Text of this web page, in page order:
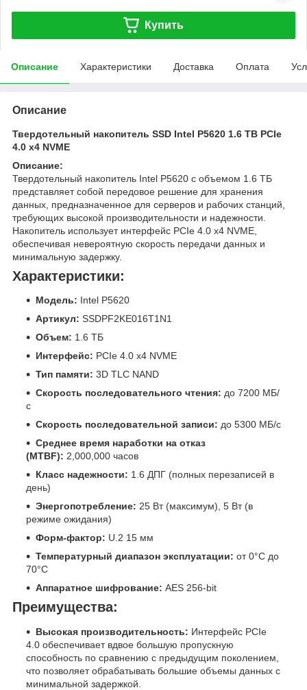
Купить
Описание Характеристики Доставка Оплата
Описание
Твердотельный накопитель SSD Intel P5620 1.6 TB PCIe
4.0 x4 NVME
Описание:
Твердотельный накопитель Intel P5620 с объемом 1.6 ТБ
представляет собой передовое решение для хранения
данных, предназначенное для серверов и рабочих станций,
требующих высокой производительности и надежности.
Накопитель использует интерфейс PCIe 4.0 x4 NVME,
обеспечивая невероятную скорость передачи данных и
минимальную задержку.
Характеристики:
Модель: Intel P5620
Артикул: SSDPF2KE016T1N1
Объем: 1.6 ТБ
Интерфейс: PCIe 4.0 x4 NVME
Тип памяти: 3D TLC NAND
Скорость последовательного чтения: до 7200 МБ/
с
Скорость последовательной записи: до 5300 МБ/с
Среднее время наработки на отказ
(MTBF): 2,000,000 часов
Класс надежности: 1.6 ДПГ (полных перезаписей в
день)
Энергопотребление: 25 Вт (максимум), 5 Вт (в
режиме ожидания)
Форм-фактор: U.2 15 мм
Температурный диапазон эксплуатации: от 0°C до
70°C
Аппаратное шифрование: AES 256-bit
Преимущества:
Высокая производительность: Интерфейс PCIe
4.0 обеспечивает вдвое большую пропускную
способность по сравнению с предыдущим поколением,
что позволяет обрабатывать большие объемы данных с
минимальной задержкой.